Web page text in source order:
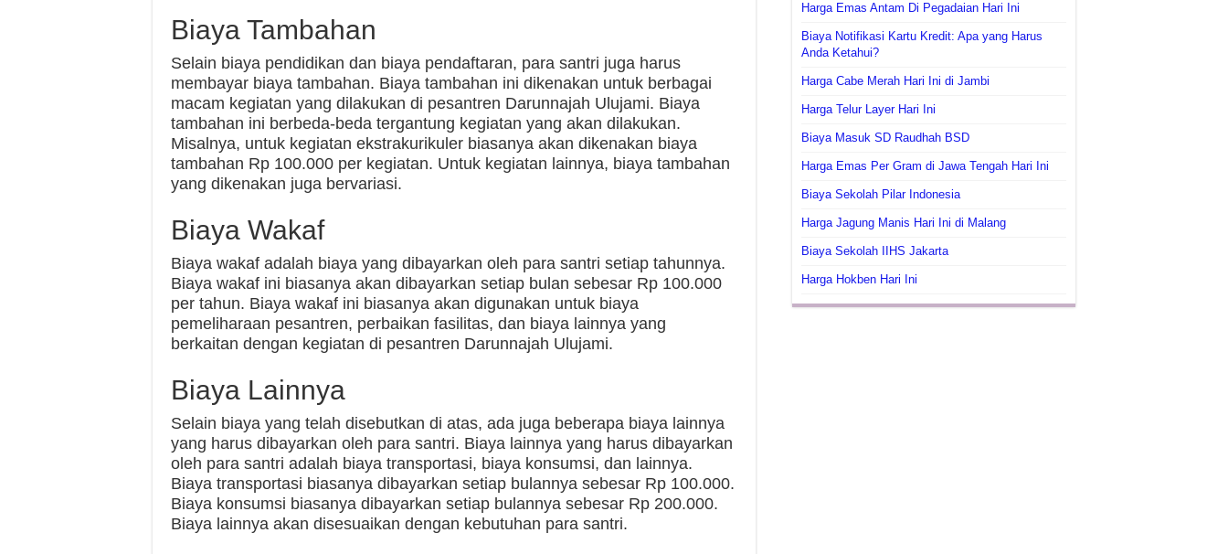
Biaya Tambahan
Selain biaya pendidikan dan biaya pendaftaran, para santri juga harus
membayar biaya tambahan. Biaya tambahan ini dikenakan untuk berbagai
macam kegiatan yang dilakukan di pesantren Darunnajah Ulujami. Biaya
tambahan ini berbeda-beda tergantung kegiatan yang akan dilakukan.
Misalnya, untuk kegiatan ekstrakurikuler biasanya akan dikenakan biaya
tambahan Rp 100.000 per kegiatan. Untuk kegiatan lainnya, biaya tambahan
yang dikenakan juga bervariasi.
Biaya Wakaf
Biaya wakaf adalah biaya yang dibayarkan oleh para santri setiap tahunnya.
Biaya wakaf ini biasanya akan dibayarkan setiap bulan sebesar Rp 100.000
per tahun. Biaya wakaf ini biasanya akan digunakan untuk biaya
pemeliharaan pesantren, perbaikan fasilitas, dan biaya lainnya yang
berkaitan dengan kegiatan di pesantren Darunnajah Ulujami.
Biaya Lainnya
Selain biaya yang telah disebutkan di atas, ada juga beberapa biaya lainnya
yang harus dibayarkan oleh para santri. Biaya lainnya yang harus dibayarkan
oleh para santri adalah biaya transportasi, biaya konsumsi, dan lainnya.
Biaya transportasi biasanya dibayarkan setiap bulannya sebesar Rp 100.000.
Biaya konsumsi biasanya dibayarkan setiap bulannya sebesar Rp 200.000.
Biaya lainnya akan disesuaikan dengan kebutuhan para santri.
Harga Emas Antam Di Pegadaian Hari Ini
Biaya Notifikasi Kartu Kredit: Apa yang Harus
Anda Ketahui?
Harga Cabe Merah Hari Ini di Jambi
Harga Telur Layer Hari Ini
Biaya Masuk SD Raudhah BSD
Harga Emas Per Gram di Jawa Tengah Hari Ini
Biaya Sekolah Pilar Indonesia
Harga Jagung Manis Hari Ini di Malang
Biaya Sekolah IIHS Jakarta
Harga Hokben Hari Ini